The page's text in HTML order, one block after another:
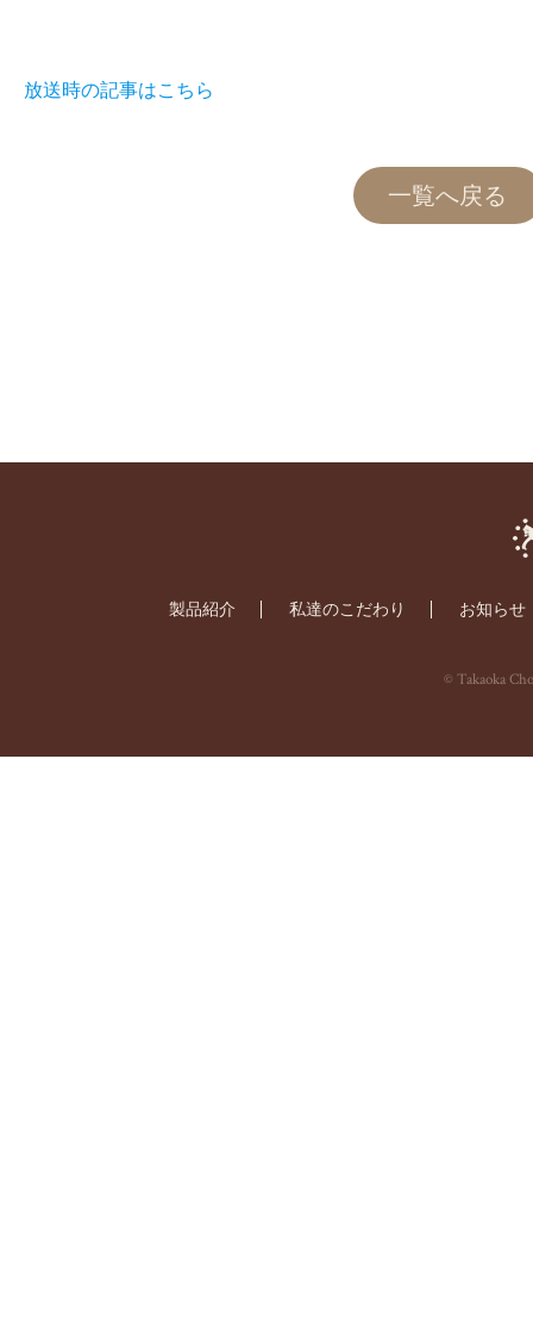
放送時の記事はこちら
一覧へ戻る
製品紹介 私達のこだわり お知らせ
© Takaoka